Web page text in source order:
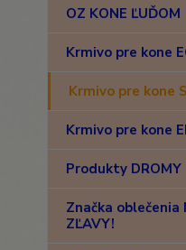
OZ KONE ĽUĎOM
Krmivo pre kone
Krmivo pre kone
Krmivo pre kone
Produkty DROMY
Značka oblečenia
ZĽAVY!